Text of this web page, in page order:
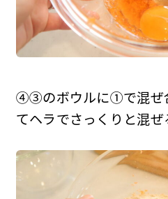
④③のボウルに①で混ぜ
てヘラでさっくりと混ぜ